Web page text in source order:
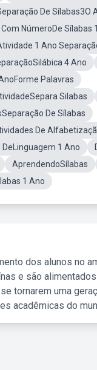
De Sílabas3O
NúmeroDe Sílabas
1 Ano
4 Ano
Palavras
Silabas
De Sílabas
De
1 Ano
AprendendoSílabas
1 Ano
dos alunos no
e são
tornarem uma
acadêmicas do